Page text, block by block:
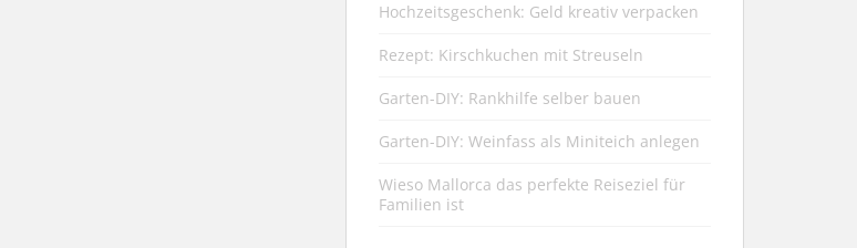
Hochzeitsgeschenk: Geld kreativ verpacken
Rezept: Kirschkuchen mit Streuseln
Garten-DIY: Rankhilfe selber bauen
Garten-DIY: Weinfass als Miniteich anlegen
Wieso Mallorca das perfekte Reiseziel für
Familien ist